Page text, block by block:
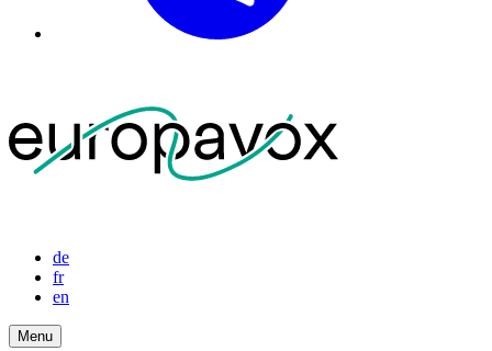
de
fr
en
Menu